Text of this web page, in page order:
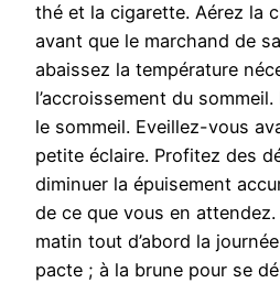
thé et la cigarette. Aérez la
avant que le marchand de
abaissez la température
l’accroissement du
le sommeil. Eveillez-vous
petite éclaire. Profitez des
diminuer la épuisement
de ce que vous en
matin tout d’abord la
pacte ; à la brune pour se